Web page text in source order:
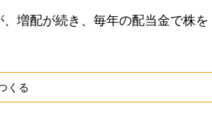
増配が続き、毎年の配当金で株を
くる